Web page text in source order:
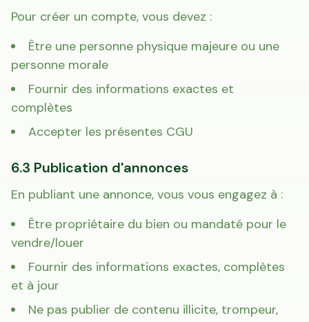
Pour créer un compte, vous devez :
Être une personne physique majeure ou une
personne morale
Fournir des informations exactes et
complètes
Accepter les présentes CGU
6.3 Publication d'annonces
En publiant une annonce, vous vous engagez à :
Être propriétaire du bien ou mandaté pour le
vendre/louer
Fournir des informations exactes, complètes
et à jour
Ne pas publier de contenu illicite, trompeur,